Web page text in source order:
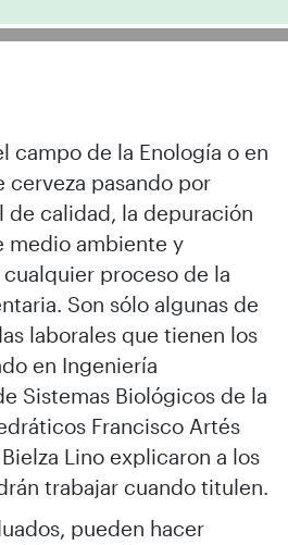
campo de la Enología o en
cerveza pasando por
calidad, la depuración
medio ambiente y
proceso de la
Son sólo algunas de
laborales que tienen los
en Ingeniería
Sistemas Biológicos de la
Francisco Artés
Lino explicaron a los
trabajar cuando titulen.
pueden hacer